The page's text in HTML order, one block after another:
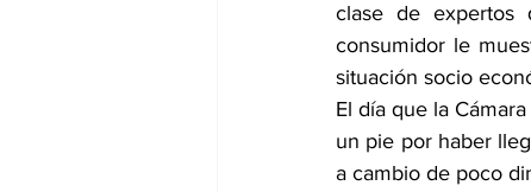
clase de expertos
consumidor le
situación socio
El día que la
un pie por haber
a cambio de poco